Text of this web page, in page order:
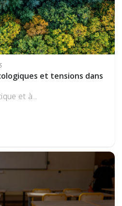
et tensions dans
et à...